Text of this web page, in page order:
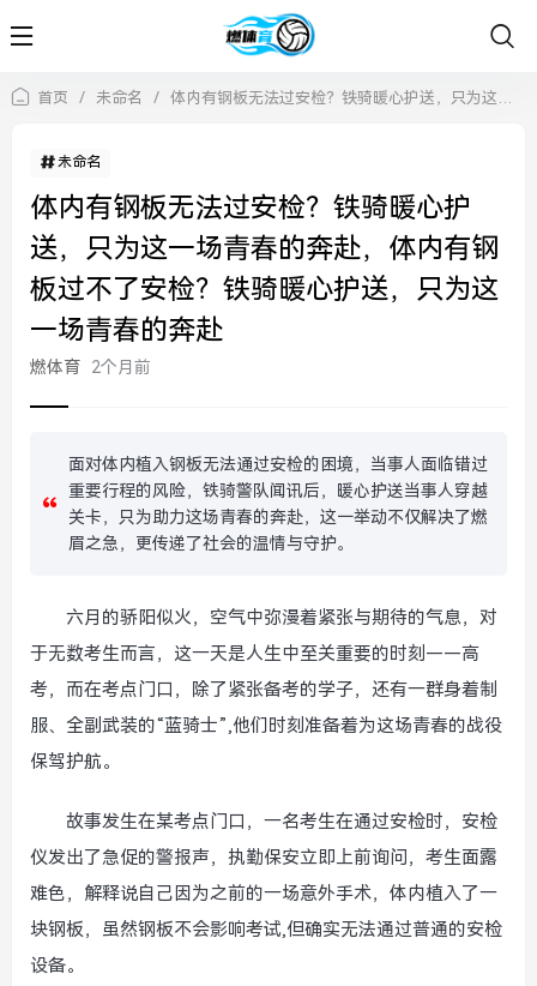
首页 / 未命名 / 体内有钢板无法过安检？铁骑暖心护送，只为这一场青春的奔赴，体内有钢板过不了安检？铁骑暖心护送，只为这一场青春的奔赴
未命名
体内有钢板无法过安检？铁骑暖心护
送，只为这一场青春的奔赴，体内有钢
板过不了安检？铁骑暖心护送，只为这
一场青春的奔赴
燃体育 2个月前
面对体内植入钢板无法通过安检的困境，当事人面临错过
重要行程的风险，铁骑警队闻讯后，暖心护送当事人穿越
关卡，只为助力这场青春的奔赴，这一举动不仅解决了燃
眉之急，更传递了社会的温情与守护。
六月的骄阳似火，空气中弥漫着紧张与期待的气息，对
于无数考生而言，这一天是人生中至关重要的时刻——高
考，而在考点门口，除了紧张备考的学子，还有一群身着制
服、全副武装的“蓝骑士”,他们时刻准备着为这场青春的战役
保驾护航。
故事发生在某考点门口，一名考生在通过安检时，安检
仪发出了急促的警报声，执勤保安立即上前询问，考生面露
难色，解释说自己因为之前的一场意外手术，体内植入了一
块钢板，虽然钢板不会影响考试,但确实无法通过普通的安检
设备。